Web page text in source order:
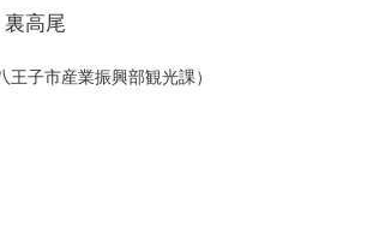
高尾
王子市産業振興部観光課）